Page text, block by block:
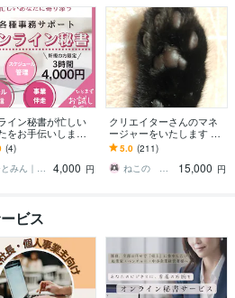
イン秘書が忙しい
をお手伝いします
の方限定・お試し
】迅速・丁寧な事
ート
(4)
ひとみん｜オンライン秘書
4,000 円
クリエイターさんのマネ
ージャーをいたします 一
緒なら大丈夫！あなたに
寄り添い伴走します！
5.0 (211)
ねこの みいこ
15,000 円
ビス